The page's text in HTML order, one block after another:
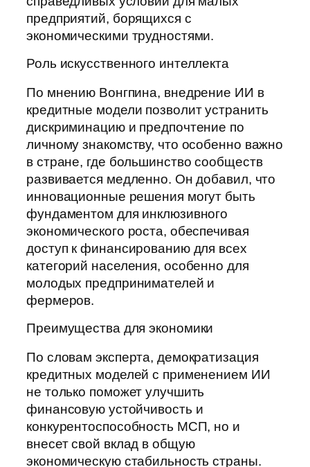
предприятий, борящихся с
экономическими трудностями.
Роль искусственного интеллекта
По мнению Вонгпина, внедрение ИИ в
кредитные модели позволит устранить
дискриминацию и предпочтение по
личному знакомству, что особенно важно
в стране, где большинство сообществ
развивается медленно. Он добавил, что
инновационные решения могут быть
фундаментом для инклюзивного
экономического роста, обеспечивая
доступ к финансированию для всех
категорий населения, особенно для
молодых предпринимателей и
фермеров.
Преимущества для экономики
По словам эксперта, демократизация
кредитных моделей с применением ИИ
не только поможет улучшить
финансовую устойчивость и
конкурентоспособность МСП, но и
внесет свой вклад в общую
экономическую стабильность страны.